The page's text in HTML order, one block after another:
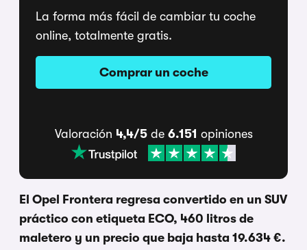
La forma más fácil de cambiar tu coche
online, totalmente gratis.
Comprar un coche
Valoración 4,4/5de 6.151 opiniones
El Opel Frontera regresa convertido en un SUV
práctico con etiqueta ECO, 460 litros de
maletero y un precio que baja hasta 19.634 €.